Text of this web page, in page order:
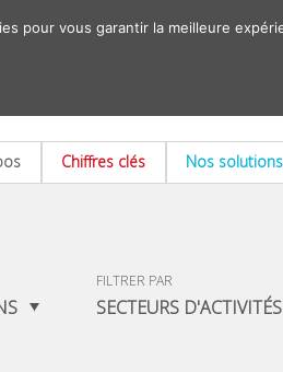
Chiffres clés Nos solutions
FILTRER PAR
SECTEURS D'ACTIVITÉS
pour vous garantir la meilleure